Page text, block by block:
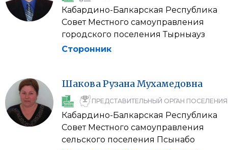
Кабардино-Балкарская Республика
Совет Местного самоуправления
городского поселения Тырныауз
Сторонник
ШаковаРузанаМухамедовна
ПРЕДСТАВИТЕЛЬНЫЙ ОРГАН ПОСЕЛЕНИЯ
Кабардино-Балкарская Республика
Совет Местного самоуправления
сельского поселения Псынабо